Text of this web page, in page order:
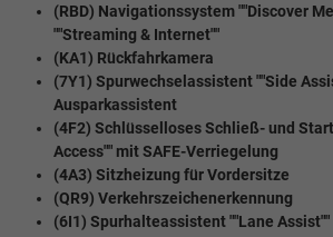
(RBD) Navigationssystem ""Discover
""Streaming & Internet""
(KA1) Rückfahrkamera
(7Y1) Spurwechselassistent ""Side
Ausparkassistent
(4F2) Schlüsselloses Schließ- und
Access"" mit SAFE-Verriegelung
(4A3) Sitzheizung für Vordersitze
(QR9) Verkehrszeichenerkennung
(6I1) Spurhalteassistent ""Lane Assist""